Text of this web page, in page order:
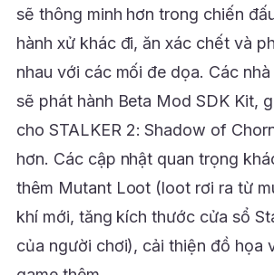
sẽ thông minh hơn trong chiến
hành xử khác đi, ăn xác chết và
nhau với các mối đe dọa. Các
sẽ phát hành Beta Mod SDK Kit,
cho STALKER 2: Shadow of
hơn. Các cập nhật quan trọng
thêm Mutant Loot (loot rơi ra từ
khí mới, tăng kích thước cửa sổ
của người chơi), cải thiện đồ họa